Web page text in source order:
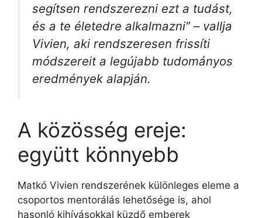
segítsen rendszerezni ezt a tudást,
és a te életedre alkalmazni” – vallja
Vivien, aki rendszeresen frissíti
módszereit a legújabb tudományos
eredmények alapján.
A közösség ereje:
együtt könnyebb
Matkó Vivien rendszerének különleges eleme a
csoportos mentorálás lehetősége is, ahol
hasonló kihívásokkal küzdő emberek